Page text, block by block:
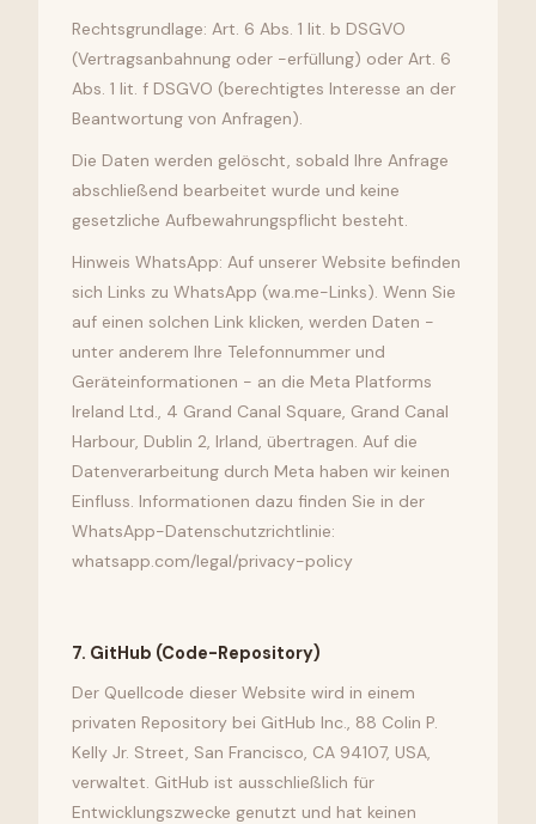
Rechtsgrundlage: Art. 6 Abs. 1 lit. b DSGVO
(Vertragsanbahnung oder -erfüllung) oder Art. 6
Abs. 1 lit. f DSGVO (berechtigtes Interesse an der
Beantwortung von Anfragen).
Die Daten werden gelöscht, sobald Ihre Anfrage
abschließend bearbeitet wurde und keine
gesetzliche Aufbewahrungspflicht besteht.
Hinweis WhatsApp: Auf unserer Website befinden
sich Links zu WhatsApp (wa.me-Links). Wenn Sie
auf einen solchen Link klicken, werden Daten -
unter anderem Ihre Telefonnummer und
Geräteinformationen - an die Meta Platforms
Ireland Ltd., 4 Grand Canal Square, Grand Canal
Harbour, Dublin 2, Irland, übertragen. Auf die
Datenverarbeitung durch Meta haben wir keinen
Einfluss. Informationen dazu finden Sie in der
WhatsApp-Datenschutzrichtlinie:
whatsapp.com/legal/privacy-policy
7. GitHub (Code-Repository)
Der Quellcode dieser Website wird in einem
privaten Repository bei GitHub Inc., 88 Colin P.
Kelly Jr. Street, San Francisco, CA 94107, USA,
verwaltet. GitHub ist ausschließlich für
Entwicklungszwecke genutzt und hat keinen